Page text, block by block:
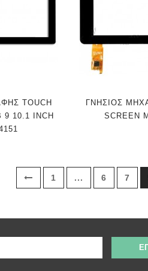
TOUCH
9 10.1 INCH
ΓΝΗΣΙΟΣ
SCREEN
1 ... 6 7